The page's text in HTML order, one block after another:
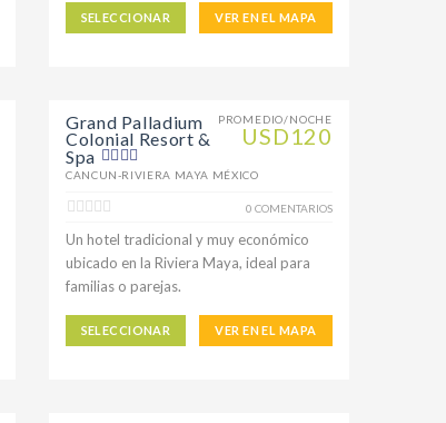
SELECCIONAR VER EN EL MAPA
PROMEDIO/NOCHE
USD120
Grand Palladium
Colonial Resort &
Spa
CANCUN-RIVIERA MAYA MÉXICO
0 COMENTARIOS
Un hotel tradicional y muy económico
ubicado en la Riviera Maya, ideal para
familias o parejas.
SELECCIONAR VER EN EL MAPA